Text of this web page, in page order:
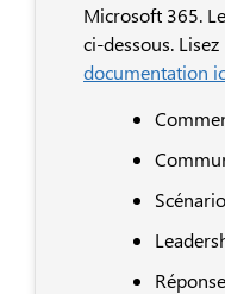
Microsoft 365.
ci-dessous.
documentation
Scénario